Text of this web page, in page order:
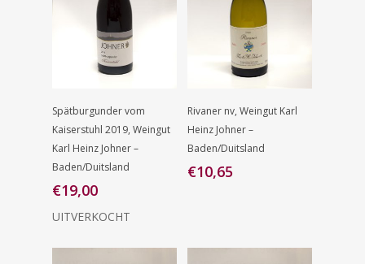
Lees Verder
Spätburgunder vom
Kaiserstuhl 2019, Weingut
Karl Heinz Johner –
Baden/Duitsland
€19,00
UITVERKOCHT
Toevoegen
Aan
Winkelwagen
Rivaner nv, Weingut Karl
Heinz Johner –
Baden/Duitsland
€10,65